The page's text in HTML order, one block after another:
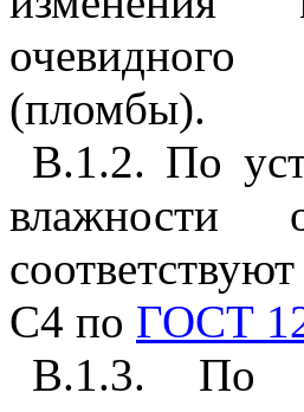
очевидного
(пломбы).
В.1.2. По
влажности
С4 по ГОСТ
В.1.3. По